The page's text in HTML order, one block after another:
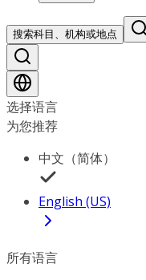
搜索科目、机构或地点
选择语言
为您推荐
中文（简体）
English (US)
所有语言